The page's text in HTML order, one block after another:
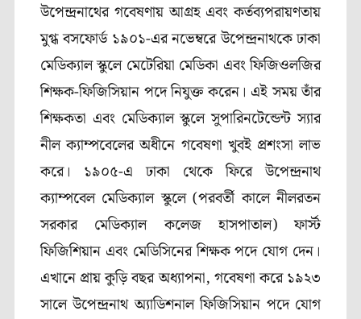
উপেন্দ্রনাথের গবেষণায় আগ্রহ এবং কর্তব্যপরায়ণতায়
মুগ্ধ বসফোর্ড ১৯০১-এর নভেম্বরে উপেন্দ্রনাথকে ঢাকা
মেডিক্যাল স্কুলে মেটেরিয়া মেডিকা এবং ফিজিওলজির
শিক্ষক-ফিজিসিয়ান পদে নিযুক্ত করেন। এই সময় তাঁর
শিক্ষকতা এবং মেডিক্যাল স্কুলে সুপারিনটেন্ডেন্ট স্যার
নীল ক্যাম্পবেলের অধীনে গবেষণা খুবই প্রশংসা লাভ
করে। ১৯০৫-এ ঢাকা থেকে ফিরে উপেন্দ্রনাথ
ক্যাম্পবেল মেডিক্যাল স্কুলে (পরবর্তী কালে নীলরতন
সরকার মেডিক্যাল কলেজ হাসপাতাল) ফার্স্ট
ফিজিশিয়ান এবং মেডিসিনের শিক্ষক পদে যোগ দেন।
এখানে প্রায় কুড়ি বছর অধ্যাপনা, গবেষণা করে ১৯২৩
সালে উপেন্দ্রনাথ অ্যাডিশনাল ফিজিসিয়ান পদে যোগ